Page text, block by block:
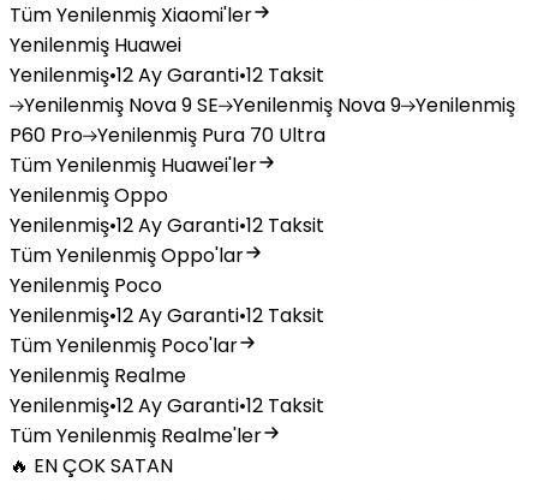
Tüm Yenilenmiş Xiaomi'ler
Yenilenmiş Huawei
Yenilenmiş•12 Ay Garanti•12 Taksit
Yenilenmiş Nova 9 SE Yenilenmiş Nova 9 Yenilenmiş
P60 Pro Yenilenmiş Pura 70 Ultra
Tüm Yenilenmiş Huawei'ler
Yenilenmiş Oppo
Yenilenmiş•12 Ay Garanti•12 Taksit
Tüm Yenilenmiş Oppo'lar
Yenilenmiş Poco
Yenilenmiş•12 Ay Garanti•12 Taksit
Tüm Yenilenmiş Poco'lar
Yenilenmiş Realme
Yenilenmiş•12 Ay Garanti•12 Taksit
Tüm Yenilenmiş Realme'ler
🔥 EN ÇOK SATAN